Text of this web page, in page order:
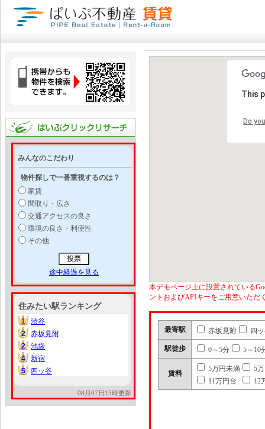
みんなのこだわり
物件探しで一番重視するのは？
家賃
間取り・広さ
交通アクセスの良さ
環境の良さ・利便性
その他
途中経過を見る
住みたい駅ランキング
1
1
渋谷
2
2
赤坂見附
2
2
池袋
4
4
新宿
5
5 四ッ谷
08月07日15時更新
This
Do
本デモページ上に設置されている
ントおよびAPIキーをご用意いただ
最寄駅 赤坂見附 四
駅徒歩 0～5分 5～10
賃料
5万円未満
5
11万円台
12